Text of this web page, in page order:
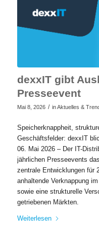
dexxIT gibt
Presseevent
Mai 8, 2026 / inAktuelles &
Speicherknappheit,
Geschäftsfelder: dexxIT
06. Mai 2026 – Der IT-
jährlichen Presseevents
zentrale Entwicklungen für
anhaltende Verknappung
sowie eine strukturelle
getriebenen Märkten.
Weiterlesen